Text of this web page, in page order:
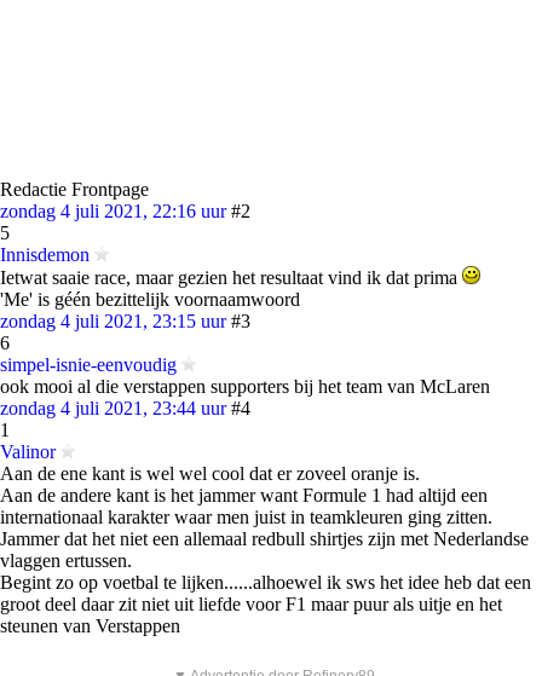
Redactie Frontpage
zondag 4 juli 2021, 22:16 uur #2
5
Innisdemon
Ietwat saaie race, maar gezien het resultaat vind ik dat prima
'Me' is géén bezittelijk voornaamwoord
zondag 4 juli 2021, 23:15 uur #3
6
simpel-isnie-eenvoudig
ook mooi al die verstappen supporters bij het team van McLaren
zondag 4 juli 2021, 23:44 uur #4
1
Valinor
Aan de ene kant is wel wel cool dat er zoveel oranje is.
Aan de andere kant is het jammer want Formule 1 had altijd een
internationaal karakter waar men juist in teamkleuren ging zitten.
Jammer dat het niet een allemaal redbull shirtjes zijn met Nederlandse
vlaggen ertussen.
Begint zo op voetbal te lijken......alhoewel ik sws het idee heb dat een
groot deel daar zit niet uit liefde voor F1 maar puur als uitje en het
steunen van Verstappen